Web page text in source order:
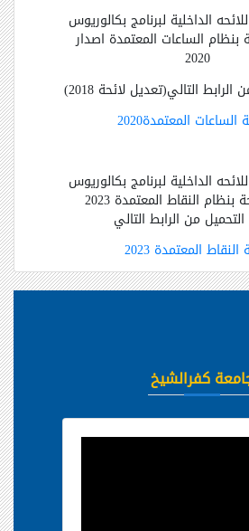
الداخلية لبرنامج بكالوريوس
بنظام الساعات المعتمدة اصدار
2020
من الرابط التالي
الداخلية لبرنامج بكالوريوس
المعتمدة 2023
كفرالشيخ